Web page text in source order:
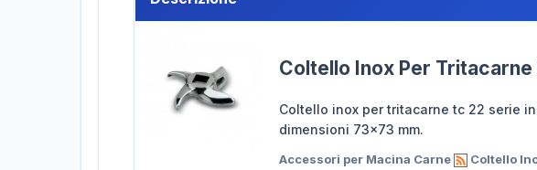
Coltello Inox Per Tritacarne
Coltello inox per tritacarne tc 22 serie
dimensioni 73x73 mm.
Accessori per Macina Carne Coltello